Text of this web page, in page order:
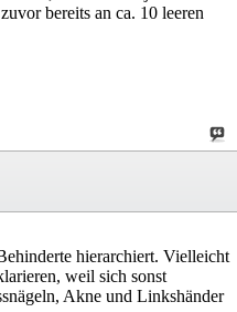
bereits an ca. 10 leeren
hierarchiert. Vielleicht
weil sich sonst
Akne und Linkshänder